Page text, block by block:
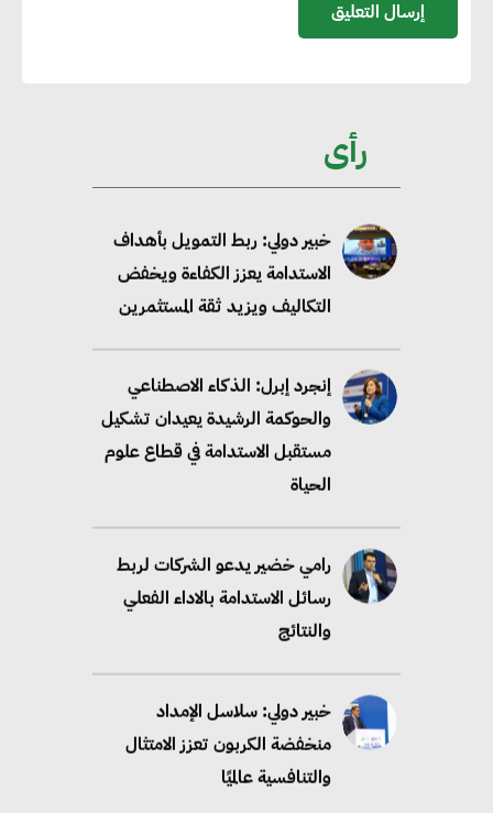
رأى
2035
والسياسات
خبير دولي: ربط التمويل بأهداف
الاستدامة يعزز الكفاءة ويخفض
التكاليف ويزيد ثقة المستثمرين
إنجرد إبرل: الذكاء الاصطناعي
والحوكمة الرشيدة يعيدان تشكيل
مستقبل الاستدامة في قطاع علوم
الحياة
رامي خضير يدعو الشركات لربط
رسائل الاستدامة بالاداء الفعلي
والنتائج
خبير دولي: سلاسل الإمداد
منخفضة الكربون تعزز الامتثال
والتنافسية عالميًا